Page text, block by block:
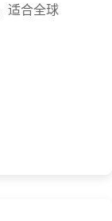
适合全球